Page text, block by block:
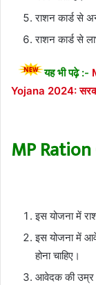
राशन कार्ड से
राशन कार्ड से
यह भी पढ़े :-
Yojana 2024:
MP Ration
इस योजना में
इस योजना में
होना चाहिए।
आवेदक की उम्र